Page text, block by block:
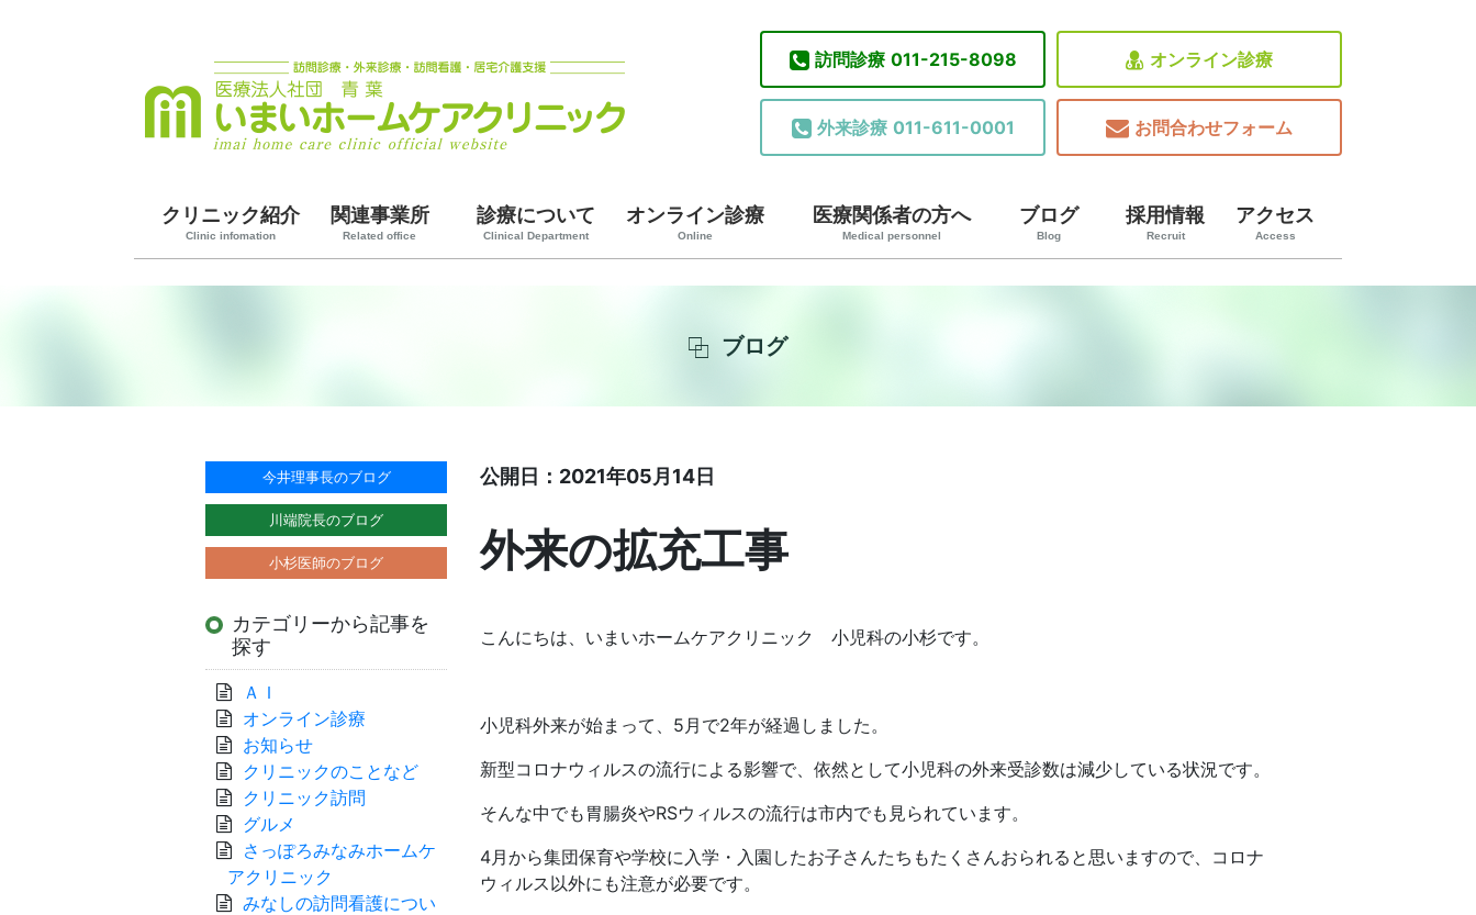
訪問診療 011-215-8098
外来診療 011-611-0001
オンライン診療
お問合わせフォーム
クリニック紹介
Clinic infomation
関連事業所
Related office
診療について
Clinical Department
オンライン診療
Online
医療関係者の方へ
Medical personnel
ブログ
Blog
採用情報
Recruit
アクセス
Access
ブログ
公開日：2021年05月14日
外来の拡充工事
こんにちは、いまいホームケアクリニック 小児科の小杉です。
小児科外来が始まって、5月で2年が経過しました。
新型コロナウィルスの流行による影響で、依然として小児科の外来受診数は減少している状況です。
そんな中でも胃腸炎やRSウィルスの流行は市内でも見られています。
4月から集団保育や学校に入学・入園したお子さんたちもたくさんおられると思いますので、コロナ
ウィルス以外にも注意が必要です。
今井理事長のブログ
川端院長のブログ
小杉医師のブログ
カテゴリーから記事を
探す
ＡＩ
オンライン診療
お知らせ
クリニックのことなど
クリニック訪問
グルメ
さっぽろみなみホームケ
アクリニック
みなしの訪問看護につい